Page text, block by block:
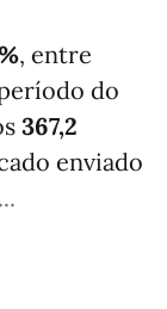
, entre
do
367,2
enviado